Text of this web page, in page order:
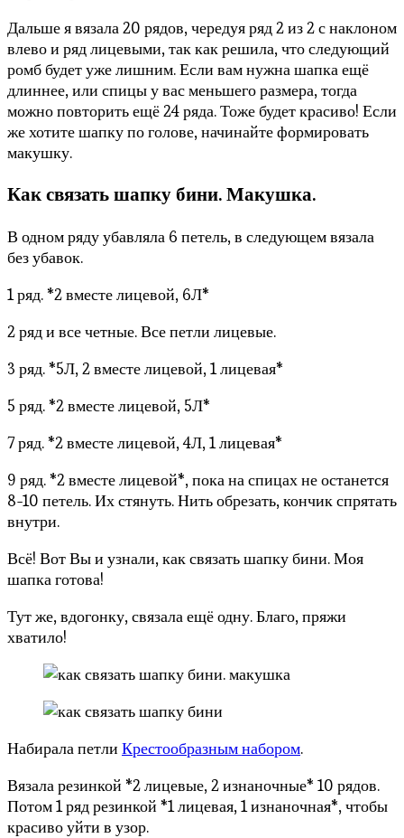
Дальше я вязала 20 рядов, чередуя ряд 2 из 2 с наклоном
влево и ряд лицевыми, так как решила, что следующий
ромб будет уже лишним. Если вам нужна шапка ещё
длиннее, или спицы у вас меньшего размера, тогда
можно повторить ещё 24 ряда. Тоже будет красиво! Если
же хотите шапку по голове, начинайте формировать
макушку.
Как связать шапку бини. Макушка.
В одном ряду убавляла 6 петель, в следующем вязала
без убавок.
1 ряд. *2 вместе лицевой, 6Л*
2 ряд и все четные. Все петли лицевые.
3 ряд. *5Л, 2 вместе лицевой, 1 лицевая*
5 ряд. *2 вместе лицевой, 5Л*
7 ряд. *2 вместе лицевой, 4Л, 1 лицевая*
9 ряд. *2 вместе лицевой*, пока на спицах не останется
8-10 петель. Их стянуть. Нить обрезать, кончик спрятать
внутри.
Всё! Вот Вы и узнали, как связать шапку бини. Моя
шапка готова!
Тут же, вдогонку, связала ещё одну. Благо, пряжи
хватило!
Набирала петли Крестообразным набором.
Вязала резинкой *2 лицевые, 2 изнаночные* 10 рядов.
Потом 1 ряд резинкой *1 лицевая, 1 изнаночная*, чтобы
красиво уйти в узор.